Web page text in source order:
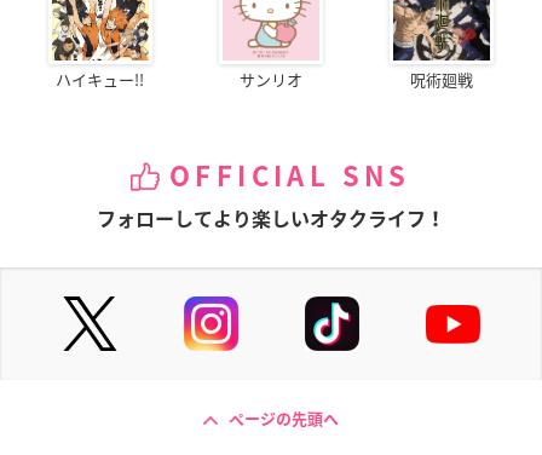
ハイキュー!! サンリオ 呪術廻戦
OFFICIAL SNS
フォローしてより楽しいオタクライフ！
ページの先頭へ